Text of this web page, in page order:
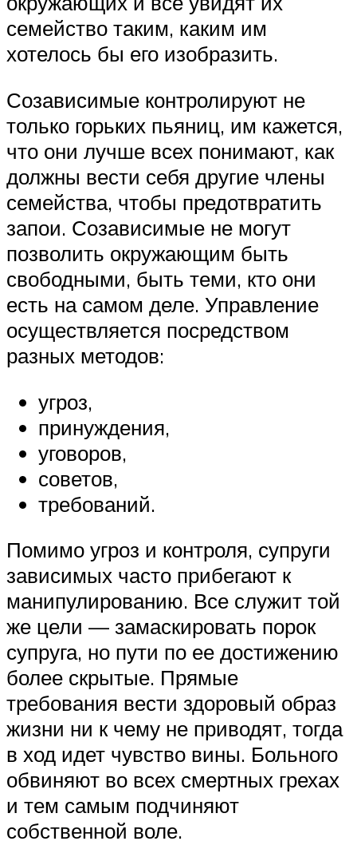
семейство таким, каким им
хотелось бы его изобразить.
Созависимые контролируют не
только горьких пьяниц, им кажется,
что они лучше всех понимают, как
должны вести себя другие члены
семейства, чтобы предотвратить
запои. Созависимые не могут
позволить окружающим быть
свободными, быть теми, кто они
есть на самом деле. Управление
осуществляется посредством
разных методов:
угроз,
принуждения,
уговоров,
советов,
требований.
Помимо угроз и контроля, супруги
зависимых часто прибегают к
манипулированию. Все служит той
же цели — замаскировать порок
супруга, но пути по ее достижению
более скрытые. Прямые
требования вести здоровый образ
жизни ни к чему не приводят, тогда
в ход идет чувство вины. Больного
обвиняют во всех смертных грехах
и тем самым подчиняют
собственной воле.